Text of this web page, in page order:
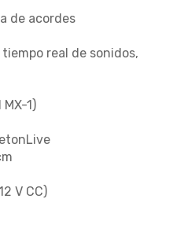
de acordes
real de sonidos,
1)
V CC)